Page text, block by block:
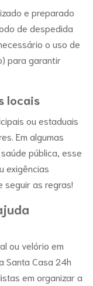
e preparado
de despedida
o uso de
para garantir
locais
ou estaduais
Em algumas
pública, esse
exigências
seguir as regras!
ou velório em
Santa Casa 24h
em organizar a